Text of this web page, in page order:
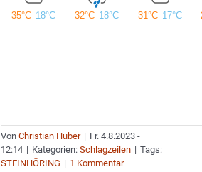
VonChristian Huber | Fr. 4.8.2023 -
12:14 | Kategorien:Schlagzeilen | Tags:
STEINHÖRING | 1 Kommentar